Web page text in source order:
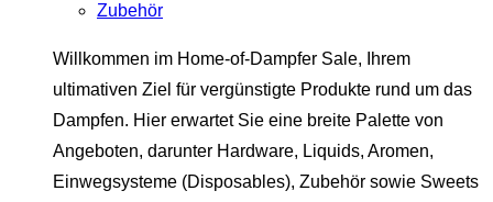
Zubehör
Willkommen im Home-of-Dampfer Sale, Ihrem
ultimativen Ziel für vergünstigte Produkte rund um das
Dampfen. Hier erwartet Sie eine breite Palette von
Angeboten, darunter Hardware, Liquids, Aromen,
Einwegsysteme (Disposables), Zubehör sowie Sweets